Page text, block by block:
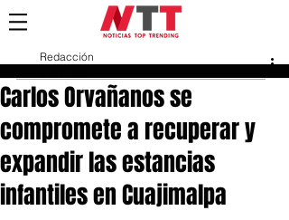
Carlos Orvañanos se
compromete a recuperar y
expandir las estancias
infantiles en Cuajimalpa
Redacción